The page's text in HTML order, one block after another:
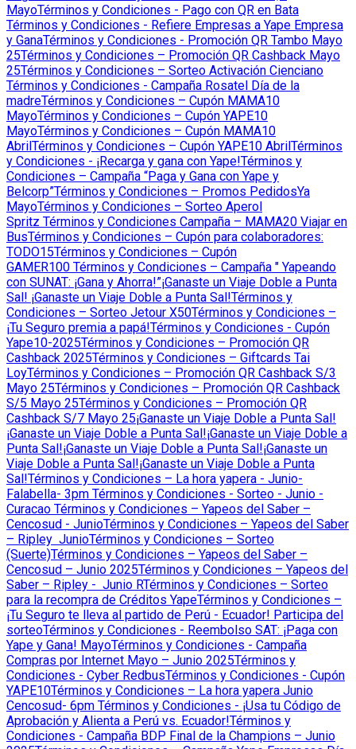
MayoTérminos y Condiciones - Pago con QR en Bata
Términos y Condiciones - Refiere Empresas a Yape Empresa
y GanaTérminos y Condiciones - Promoción QR Tambo Mayo
25Términos y Condiciones – Promoción QR Cashback Mayo
25Términos y Condiciones – Sorteo Activación Cienciano
Términos y Condiciones - Campaña Rosatel Día de la
madreTérminos y Condiciones – Cupón MAMA10
MayoTérminos y Condiciones – Cupón YAPE10
MayoTérminos y Condiciones – Cupón MAMA10
AbrilTérminos y Condiciones – Cupón YAPE10 AbrilTérminos
y Condiciones - ¡Recarga y gana con Yape!Términos y
Condiciones – Campaña “Paga y Gana con Yape y
Belcorp”Términos y Condiciones – Promos PedidosYa
MayoTérminos y Condiciones – Sorteo Aperol
Spritz Términos y Condiciones Campaña – MAMA20 Viajar en
BusTérminos y Condiciones – Cupón para colaboradores:
TODO15Términos y Condiciones – Cupón
GAMER100 Términos y Condiciones – Campaña " Yapeando
con SUNAT: ¡Gana y Ahorra!”¡Ganaste un Viaje Doble a Punta
Sal! ¡Ganaste un Viaje Doble a Punta Sal!Términos y
Condiciones – Sorteo Jetour X50Términos y Condiciones –
¡Tu Seguro premia a papá!Términos y Condiciones - Cupón
Yape10-2025Términos y Condiciones – Promoción QR
Cashback 2025Términos y Condiciones – Giftcards Tai
LoyTérminos y Condiciones – Promoción QR Cashback S/3
Mayo 25Términos y Condiciones – Promoción QR Cashback
S/5 Mayo 25Términos y Condiciones – Promoción QR
Cashback S/7 Mayo 25¡Ganaste un Viaje Doble a Punta Sal!
¡Ganaste un Viaje Doble a Punta Sal!¡Ganaste un Viaje Doble a
Punta Sal!¡Ganaste un Viaje Doble a Punta Sal!¡Ganaste un
Viaje Doble a Punta Sal!¡Ganaste un Viaje Doble a Punta
Sal!Términos y Condiciones – La hora yapera - Junio-
Falabella- 3pm Términos y Condiciones - Sorteo - Junio -
Curacao Términos y Condiciones – Yapeos del Saber –
Cencosud - JunioTérminos y Condiciones – Yapeos del Saber
– Ripley JunioTérminos y Condiciones – Sorteo
(Suerte)Términos y Condiciones – Yapeos del Saber –
Cencosud – Junio 2025Términos y Condiciones – Yapeos del
Saber – Ripley - Junio RTérminos y Condiciones – Sorteo
para la recompra de Créditos YapeTérminos y Condiciones –
¡Tu Seguro te lleva al partido de Perú - Ecuador! Participa del
sorteoTérminos y Condiciones - Reembolso SAT: ¡Paga con
Yape y Gana! MayoTérminos y Condiciones - Campaña
Compras por Internet Mayo – Junio 2025Términos y
Condiciones - Cyber RedbusTérminos y Condiciones - Cupón
YAPE10Términos y Condiciones – La hora yapera Junio
Cencosud- 6pm Términos y Condiciones - ¡Usa tu Código de
Aprobación y Alienta a Perú vs. Ecuador!Términos y
Condiciones - Campaña BDP Final de la Champions – Junio